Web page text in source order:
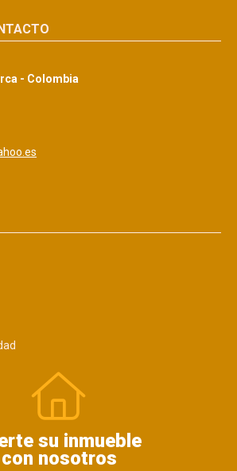
- Colombia
su inmueble
con nosotros